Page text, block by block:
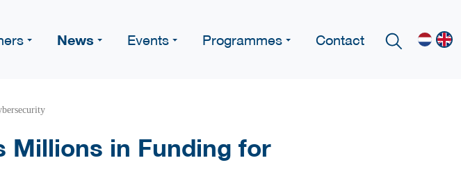
News Events Programmes Contact
Millions in Funding for